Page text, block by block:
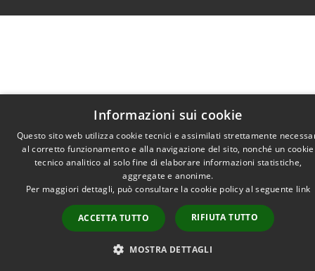
Informazioni sui cookie
Questo sito web utilizza cookie tecnici e assimilati strettamente
al corretto funzionamento e alla navigazione del sito, nonché un cookie
tecnico analitico al solo fine di elaborare informazioni statistiche,
aggregate e anonime.
Per maggiori dettagli, può consultare la cookie policy al seguente link
ACCETTA TUTTO RIFIUTA TUTTO
MOSTRA DETTAGLI